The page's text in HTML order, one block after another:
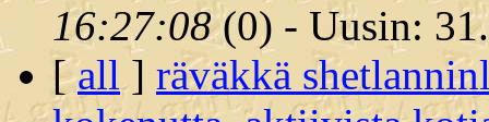
16:27:08(0) - Uusin:
[all] räväkkä